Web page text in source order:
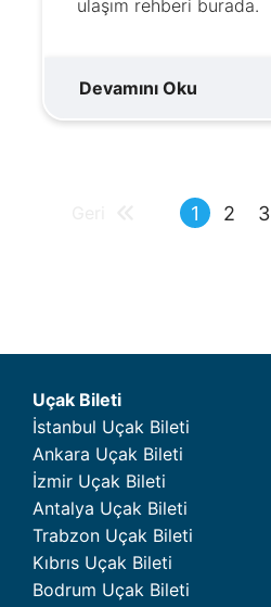
ulaşım rehberi burada.
Devamını Oku
1 2 3
Uçak Bileti
İstanbul Uçak Bileti
Ankara Uçak Bileti
İzmir Uçak Bileti
Antalya Uçak Bileti
Trabzon Uçak Bileti
Kıbrıs Uçak Bileti
Bodrum Uçak Bileti